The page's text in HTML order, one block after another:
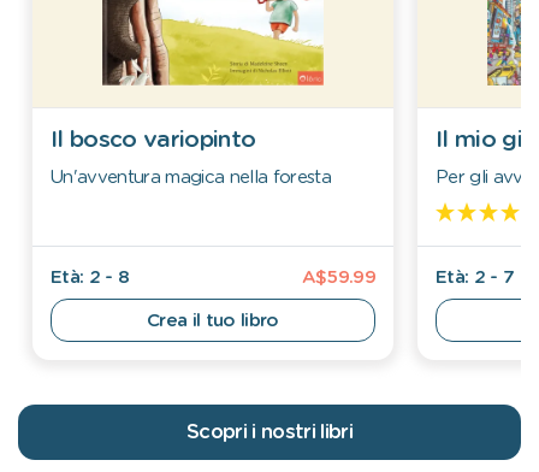
Il bosco variopinto
Un'avventura magica nella foresta
A$59.99
Età: 2 - 8
Crea il tuo libro
Il mio
Per gli
Età: 2 - 7
Scopri i nostri libri